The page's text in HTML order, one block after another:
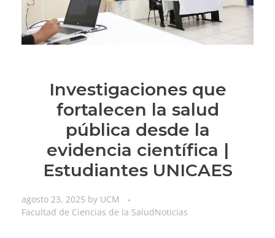
Investigaciones que
fortalecen la salud
pública desde la
evidencia científica |
Estudiantes UNICAES
agosto 23, 2025 by UCM
Facultad de Ciencias de la SaludNoticias